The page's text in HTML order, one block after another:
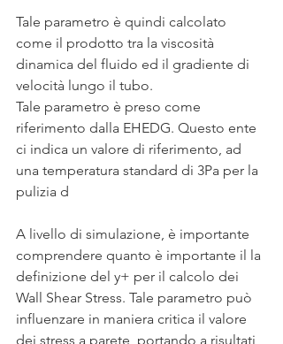
Tale parametro è quindi calcolato
come il prodotto tra la viscosità
dinamica del fluido ed il gradiente di
velocità lungo il tubo.
Tale parametro è preso come
riferimento dalla EHEDG. Questo ente
ci indica un valore di riferimento, ad
una temperatura standard di 3Pa per la
pulizia d
A livello di simulazione, è importante
comprendere quanto è importante il la
definizione del y+ per il calcolo dei
Wall Shear Stress. Tale parametro può
influenzare in maniera critica il valore
dei stress a parete, portando a risultati